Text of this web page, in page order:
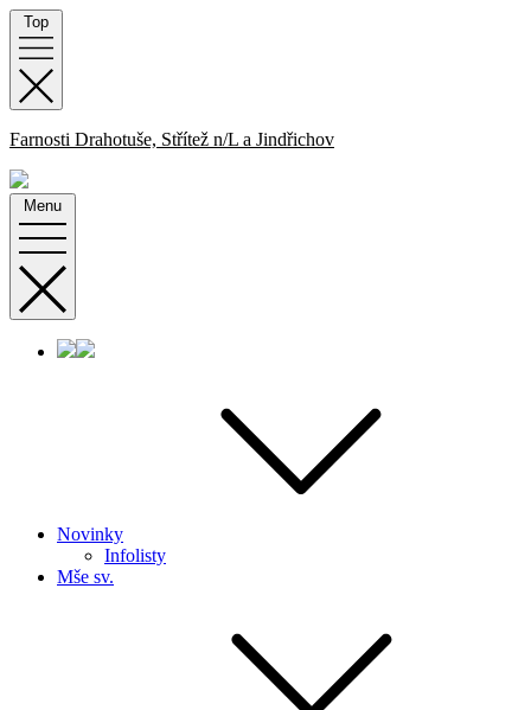
Skip
to
content
Top
Farnosti Drahotuše, Střítež n/L a Jindřichov
Menu
Novinky
Infolisty
Mše sv.